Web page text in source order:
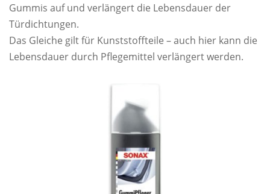
Gummis auf und verlängert die Lebensdauer der
Türdichtungen.
Das Gleiche gilt für Kunststoffteile – auch hier kann die
Lebensdauer durch Pflegemittel verlängert werden.